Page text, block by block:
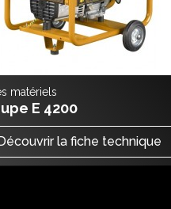
matériels
E 4200
la fiche technique